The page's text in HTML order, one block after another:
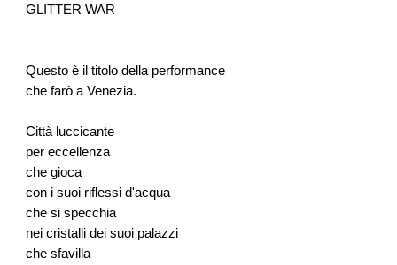
GLITTER WAR
Questo è il titolo della performance
che farò a Venezia.
Città luccicante
per eccellenza
che gioca
con i suoi riflessi d'acqua
che si specchia
nei cristalli dei suoi palazzi
che sfavilla